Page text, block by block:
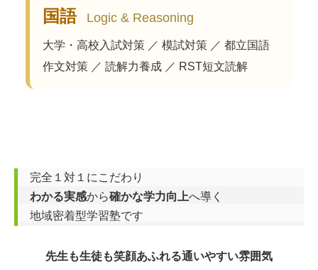
国語 Logic & Reasoning
大学・高校入試対策 ／ 模試対策 ／ 都立国語
作文対策 ／ 読解力養成 ／ RST短文読解
わかる実感から確かな学力向上へ導く
地域密着型学習塾です
先生も生徒も笑顔あふれる通いやすい雰囲気